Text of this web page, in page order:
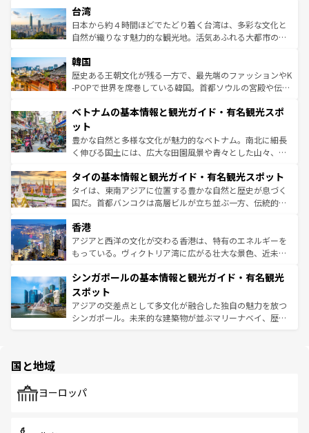
人々、おいしいローカルフードやハワイアンミュージッ
ク、伝統的なフラダンスなど、すべてがハワイの魅力を彩
っている。訪れるたびに新しい発見と感動が待っているハ
はコンテンツ一覧
リアリーフや大陸中央部にそびえるウルル（エアーズロッ
ク）、タスマニアの美しい原生林やケアンズの熱帯雨林な
ど、見どころがたくさん。また、カフェやワイン、オージ
いる。アクティビティも充実しており、サーフィンやダイ
ビング、ハイキングなど、アウトドア好きにはたまらな
い。オーストラリアの多彩な魅力を存分に味わいつくそ
参照してほしい。
台湾
日本から約４時間ほどでたどり着く台湾は、多彩な文化と
自然が織りなす魅力的な観光地。活気あふれる大都市の台
ン）、静ひつな山岳地帯である台湾東部など、都市の喧騒
と山間の静けさが共存しており、訪れる人に新しい発見と
驚きをもたらしてくれる。また、奥深い台湾の食文化も魅
容にもいいと評判のスイーツなど、バラエティ豊かな料理
照してほしい。
韓国
歴史ある王朝文化が残る一方で、最先端のファッションやK
-POPで世界を席巻している韓国。首都ソウルの宮殿や伝統
き、地方に足を延ばせば四季折々の自然美を楽しむことが
できる。そして、キムチや焼肉、絶品のストリートフード
まで、さまざまな韓国料理が待っている。夜には、韓国な
らではのナイトライフも堪能できる。あたたかいホスピタ
わってみてほしい。 なお、新着の韓国情報はコンテンツ一
覧 を参照してほしい。
ベトナムの基本情報と観光ガイド・有名観光スポ
ット
豊かな自然と多様な文化が魅力的なベトナム。南北に細長
く伸びる国土には、広大な田園風景や青々とした山々、世
急速な発展と共に伝統が息づく。ハノイの古い町並みやホ
ーチミン市のフランス統治時代の建物も、独特の雰囲気を
醸し出している。また、バラエティの豊かさとおいしさで
とつ。フォーやバインミー、ベトナムコーヒーなどは、ぜ
ひ現地で味わいたい。どの地域を訪れてもあたたかい人々
が旅行者を迎えてくれるので、きっと忘れられない旅にな
参照してほしい。
タイの基本情報と観光ガイド・有名観光スポット
タイは、東南アジアに位置する豊かな自然と歴史が息づく
国だ。首都バンコクは高層ビルが立ち並ぶ一方、伝統的な
の活気が交差している。北部ではチェンマイなどの山岳地
帯で自然と触れ合い、南部ではプーケットやクラビの美し
いビーチでリゾート気分を楽しむことができる。タイ料理
激する。気候は一年中温暖で、どの季節にも異なる楽しみ
が待っている。親しみやすいタイの人々、仏教を中心とし
た文化、そして多様な観光資源が、訪れる旅人を魅了し続
ける。 なお、新着のタイ情報はコンテンツ一覧を参照して
香港
アジアと西洋の文化が交わる香港は、特有のエネルギーを
もっている。ヴィクトリア湾に広がる壮大な景色、近未来
み、どこを訪れても感動するはず。観光スポットが密集し
ており、効率よく見どころを回れるのも魅力。息をのむよ
うな絶景から文化的な体験まで、香港を存分に楽しみ尽く
そう。 なお、新着の香港情報はコンテンツ一覧を参照して
シンガポールの基本情報と観光ガイド・有名観光
スポット
アジアの交差点として多文化が融合した独自の魅力を放つ
シンガポール。未来的な建築物が並ぶマリーナベイ、歴史
で、ホーカーズは地元の風情を楽しめる外せないスポット
国と地域
ヨーロッパ